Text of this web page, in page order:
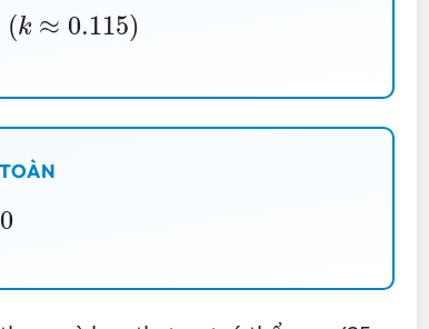
≈0.115 )